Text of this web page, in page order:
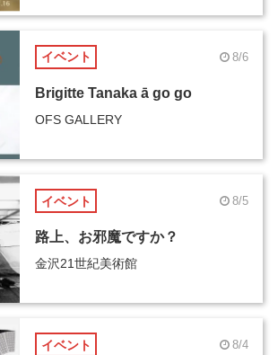
イベント 8/6
Brigitte Tanaka ā go go
OFS GALLERY
イベント 8/5
路上、お邪魔ですか？
金沢21世紀美術館
イベント 8/4